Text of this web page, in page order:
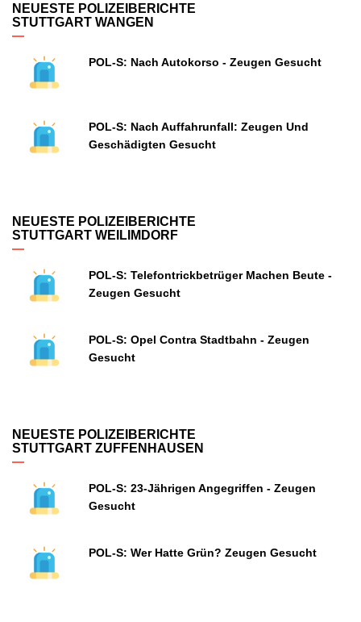
NEUESTE POLIZEIBERICHTE
STUTTGART WANGEN
POL-S: Nach Autokorso - Zeugen Gesucht
POL-S: Nach Auffahrunfall: Zeugen Und
Geschädigten Gesucht
NEUESTE POLIZEIBERICHTE
STUTTGART WEILIMDORF
POL-S: Telefontrickbetrüger Machen Beute -
Zeugen Gesucht
POL-S: Opel Contra Stadtbahn - Zeugen
Gesucht
NEUESTE POLIZEIBERICHTE
STUTTGART ZUFFENHAUSEN
POL-S: 23-Jährigen Angegriffen - Zeugen
Gesucht
POL-S: Wer Hatte Grün? Zeugen Gesucht